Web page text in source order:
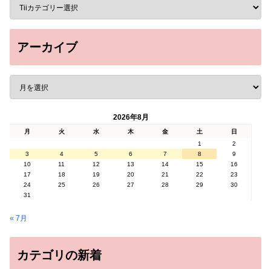
アーカイブ
2026年8月
月 火 水 木 金 土
日
1
2
3
4 5 6 7 8
9
10
11 12 13 14 15
16
17
18 19 20 21 22
23
24
25 26 27 28 29
30
31
« 7月
カテゴリの新着